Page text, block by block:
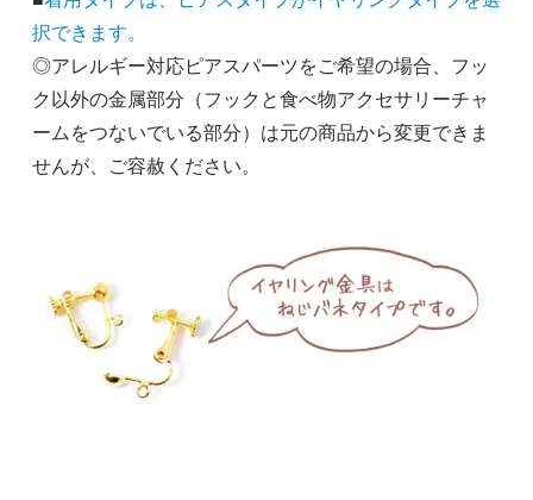
択できます。
◎アレルギー対応ピアスパーツをご希望の場合、フッ
ク以外の金属部分（フックと食べ物アクセサリーチャ
ームをつないでいる部分）は元の商品から変更できま
せんが、ご容赦ください。